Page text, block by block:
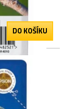
DO KOŠÍKU